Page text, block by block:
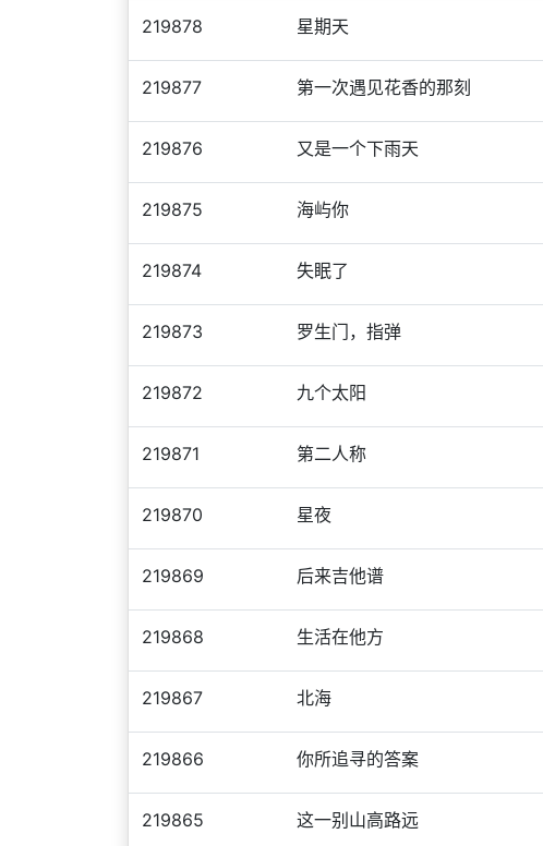
219878 星期天
219877 第一次遇见花香的那刻
219876 又是一个下雨天
219875 海屿你
219874 失眠了
219873 罗生门，指弹
219872 九个太阳
219871 第二人称
219870 星夜
219869 后来吉他谱
219868 生活在他方
219867 北海
219866 你所追寻的答案
219865 这一别山高路远